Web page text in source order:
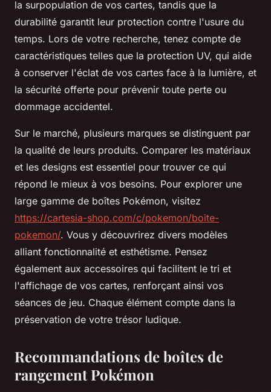
la surpopulation de vos cartes, tandis que la
durabilité garantit leur protection contre l'usure du
temps. Lors de votre recherche, tenez compte de
caractéristiques telles que la protection UV, qui aide
à conserver l'éclat de vos cartes face à la lumière, et
la sécurité offerte pour prévenir toute perte ou
dommage accidentel.
Sur le marché, plusieurs marques se distinguent par
la qualité de leurs produits. Comparer les matériaux
et les designs est essentiel pour trouver ce qui
répond le mieux à vos besoins. Pour explorer une
large gamme de boîtes Pokémon, visitez
https://cartesia-shop.com/c/pokemon/boite-
pokemon/. Vous y découvrirez divers modèles
alliant fonctionnalité et esthétisme. Pensez
également aux accessoires qui facilitent le tri et
l'affichage de vos cartes, renforçant ainsi vos
séances de jeu. Chaque élément compte dans la
préservation de votre trésor ludique.
Recommandations de boîtes de
rangement Pokémon